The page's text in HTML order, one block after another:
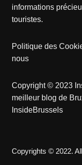
informations
touristes.
Politique des
nous
Copyright © 2023
meilleur blog de
InsideBrussels
Copyrights © 2022.